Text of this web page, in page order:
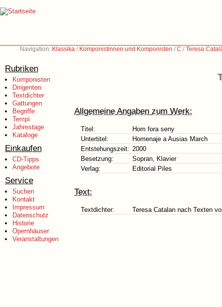
Navigation: Klassika / Komponistinnen und Komponisten /C /Teresa
Rubriken
Komponisten
Dirigenten
Textdichter
Gattungen
Begriffe
Tempi
Jahrestage
Kataloge
Einkaufen
CD-Tipps
Angebote
Service
Suchen
Kontakt
Impressum
Datenschutz
Historie
Opernhäuser
Veranstaltungen
Allgemeine Angaben zum Werk:
Titel:
Hom fora seny
Untertitel:
Homenaje a Ausias March
Entstehungszeit: 2000
Besetzung:
Sopran, Klavier
Verlag:
Editorial Piles
Text:
Textdichter: Teresa Catalan nach Texten